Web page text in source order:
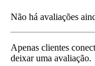
Não há avaliações
Apenas clientes
deixar uma avaliação.